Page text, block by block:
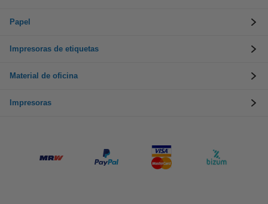
Papel
Impresoras de etiquetas
Material de oficina
Impresoras